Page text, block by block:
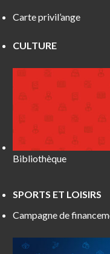
Carte privil’ange
CULTURE
Bibliothèque
SPORTS ET LOISIRS
Campagne de